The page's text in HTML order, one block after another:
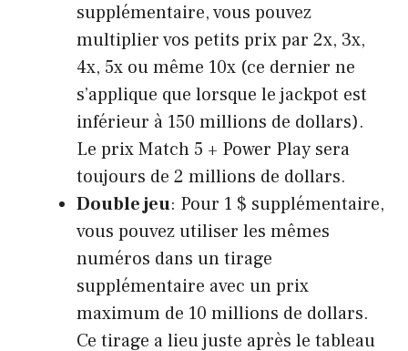
supplémentaire, vous pouvez
multiplier vos petits prix par 2x, 3x,
4x, 5x ou même 10x (ce dernier ne
s’applique que lorsque le jackpot est
inférieur à 150 millions de dollars).
Le prix Match 5 + Power Play sera
toujours de 2 millions de dollars.
Double jeu: Pour 1 $ supplémentaire,
vous pouvez utiliser les mêmes
numéros dans un tirage
supplémentaire avec un prix
maximum de 10 millions de dollars.
Ce tirage a lieu juste après le tableau